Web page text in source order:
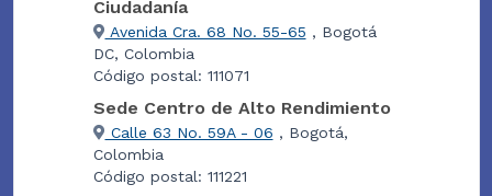
Ciudadanía
Avenida Cra. 68 No. 55-65 , Bogotá
DC, Colombia
Código postal: 111071
Sede Centro de Alto Rendimiento
Calle 63 No. 59A - 06 , Bogotá,
Colombia
Código postal: 111221